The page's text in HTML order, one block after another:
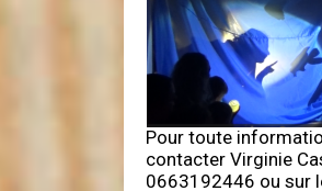
Pour toute
contacter Virginie
0663192446 ou sur